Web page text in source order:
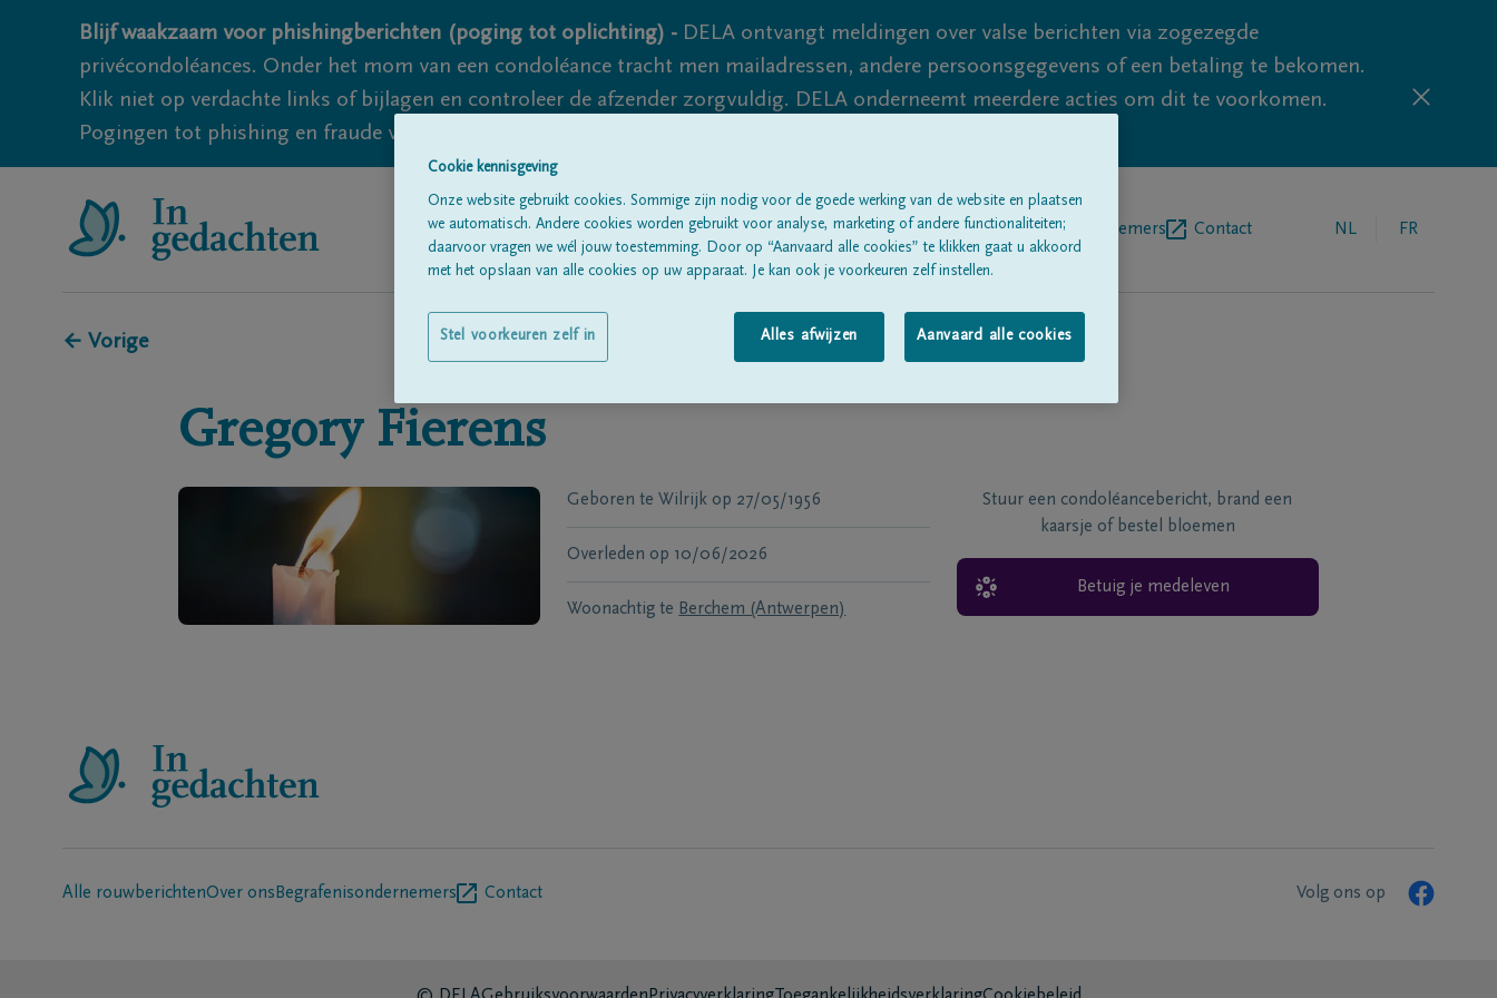
Blijf waakzaam voor phishingberichten (poging tot oplichting) - DELA ontvangt meldingen over valse berichten via zogezegde
privécondoléances. Onder het mom van een condoléance tracht men mailadressen, andere persoonsgegevens of een betaling te bekomen.
Klik niet op verdachte links of bijlagen en controleer de afzender zorgvuldig. DELA onderneemt meerdere acties om dit te voorkomen.
Pogingen tot phishing en fraude vallen echter nooit volledig uit te sluiten, dus blijf waakzaam.
Alle rouwberichten Over onsBegrafenisondernemers Contact NL FR
← Vorige
Gregory Fierens
Geboren te Wilrijk op 27/05/1956
Overleden op 10/06/2026
Woonachtig te Berchem (Antwerpen)
Stuur een condoléancebericht, brand een
kaarsje of bestel bloemen
Betuig je medeleven
Alle rouwberichtenOver ons Begrafenisondernemers Contact Volg ons op
Cookie kennisgeving
Onze website gebruikt cookies. Sommige zijn nodig voor de goede werking van de website en plaatsen
we automatisch. Andere cookies worden gebruikt voor analyse, marketing of andere functionaliteiten;
daarvoor vragen we wél jouw toestemming. Door op “Aanvaard alle cookies” te klikken gaat u akkoord
met het opslaan van alle cookies op uw apparaat. Je kan ook je voorkeuren zelf instellen.
Alles afwijzen Aanvaard alle cookies
Stel voorkeuren zelf in